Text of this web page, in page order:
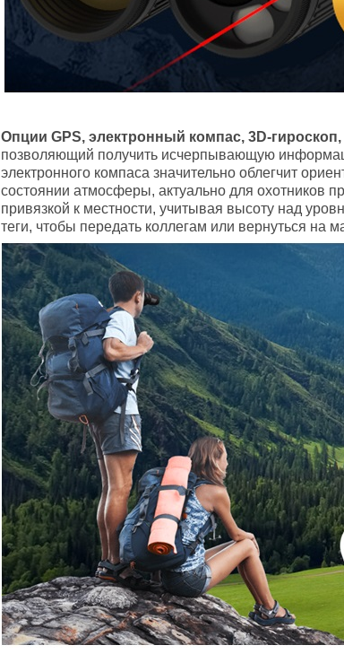
Опции GPS, электронный компас, 3D-
позволяющий получить исчерпывающую
электронного компаса значительно облегчит
состоянии атмосферы, актуально для охотников
привязкой к местности, учитывая высоту над
теги, чтобы передать коллегам или вернуться на